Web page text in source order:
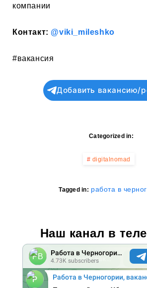
компании
Контакт: @viki_mileshko
#вакансия
Добавить вакансию/
Categorized in:
digitalnomad
Tagged in: работа в
Наш канал в